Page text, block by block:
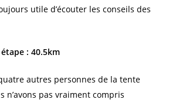
utile d’écouter les conseils des
: 40.5km
autres personnes de la tente
n’avons pas vraiment compris